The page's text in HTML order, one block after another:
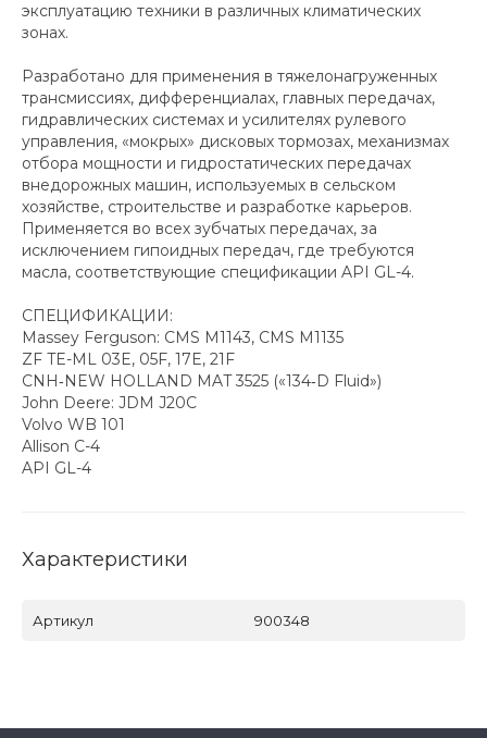
эксплуатацию техники в различных климатических
зонах.
Разработано для применения в тяжелонагруженных
трансмиссиях, дифференциалах, главных передачах,
гидравлических системах и усилителях рулевого
управления, «мокрых» дисковых тормозах, механизмах
отбора мощности и гидростатических передачах
внедорожных машин, используемых в сельском
хозяйстве, строительстве и разработке карьеров.
Применяется во всех зубчатых передачах, за
исключением гипоидных передач, где требуются
масла, соответствующие спецификации API GL-4.
СПЕЦИФИКАЦИИ:
Massey Ferguson: CMS M1143, CMS M1135
ZF TE-ML 03E, 05F, 17E, 21F
CNH‐NEW HOLLAND MAT 3525 («134‐D Fluid»)
John Deere: JDM J20C
Volvo WB 101
Allison C-4
API GL-4
Характеристики
Артикул 900348